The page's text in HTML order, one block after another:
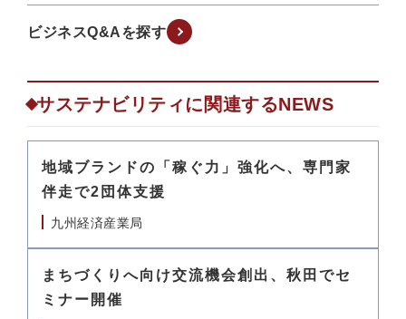
ビジネスQ&Aを探す
サステナビリティに関連するNEWS
地域ブランドの「稼ぐ力」強化へ、専門家
伴走で2団体支援
九州経済産業局
まちづくりへ向け交流機会創出、秋田でセ
ミナー開催